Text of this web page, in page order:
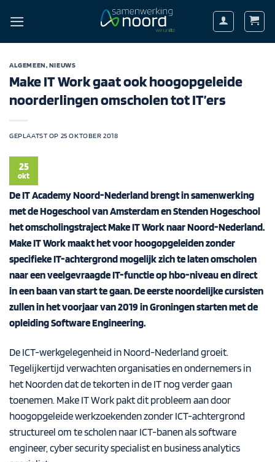
naar
ALGEMEEN, NIEUWS
Make IT Work gaat ook hoogopgeleide
noorderlingen omscholen tot IT’ers
GEPLAATST OP 25 OKTOBER 2018
25
okt
De IT Academy Noord-Nederland brengt in samenwerking
met de Hogeschool van Amsterdam en Stenden Hogeschool
het omscholingstrajectMake IT Worknaar Noord-Nederland.
Make IT Work maakt het voor hoogopgeleiden zonder
specifieke IT-achtergrond mogelijk zich te laten omscholen
naar een veelgevraagde IT-functie op hbo-niveau en direct
in een baan van start te gaan. De eerste noordelijke cursisten
zullen in het voorjaar van 2019 in Groningen starten met de
opleiding Software Engineering.
De ICT-werkgelegenheid in Noord-Nederland groeit.
Tegelijkertijd verwachten organisaties en ondernemers in
het Noorden dat de tekorten in de IT nog verder gaan
toenemen. Make IT Work pakt dit probleem aan door
hoogopgeleide werkzoekenden zonder ICT-achtergrond
structureel om te scholen naar ICT-banen als software
engineer, cyber security specialist en business analytics